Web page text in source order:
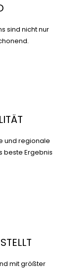
sind nicht nur
und regionale
beste Ergebnis
mit größter